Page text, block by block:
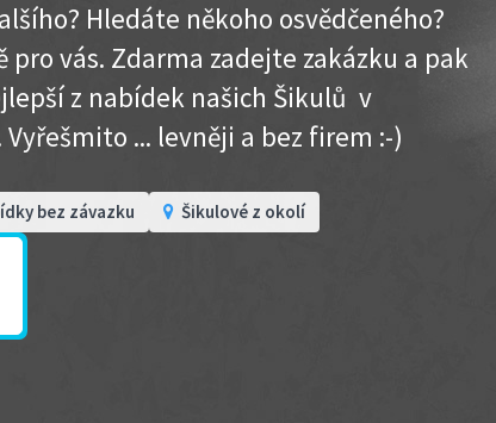
Hledáte někoho osvědčeného?
vás. Zdarma zadejte zakázku a pak
z nabídek našich Šikulů v
... levněji a bez firem :-)
bez závazku Šikulové z okolí